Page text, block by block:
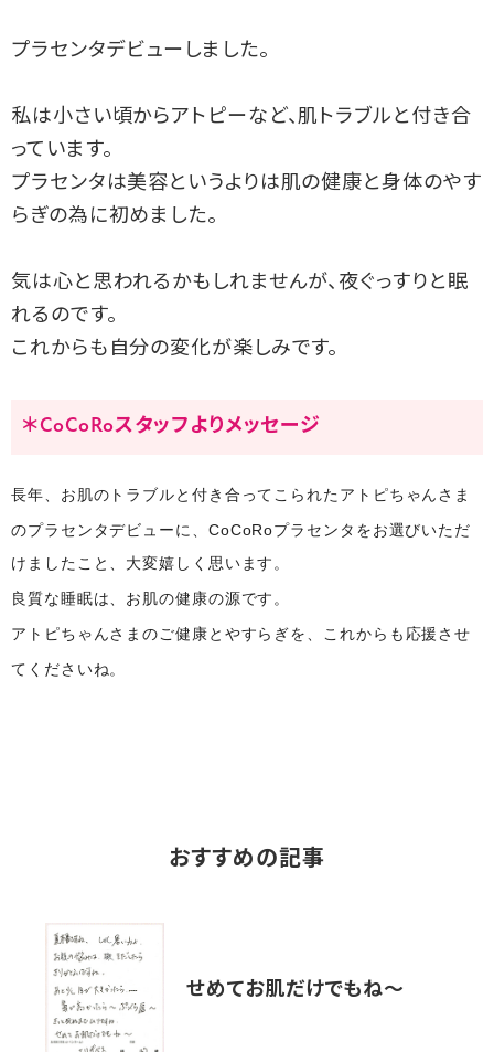
プラセンタデビューしました。
私は小さい頃からアトピーなど、肌トラブルと付き合
っています。
プラセンタは美容というよりは肌の健康と身体のやす
らぎの為に初めました。
気は心と思われるかもしれませんが、夜ぐっすりと眠
れるのです。
これからも自分の変化が楽しみです。
＊CoCoRoスタッフよりメッセージ
長年、お肌のトラブルと付き合ってこられたアトピちゃんさま
のプラセンタデビューに、 CoCoRoプラセンタをお選びいただ
けましたこと、大変嬉しく思います。
良質な睡眠は、お肌の健康の源です。
アトピちゃんさまのご健康とやすらぎを、これからも応援させ
てくださいね。
おすすめの記事
せめてお肌だけでもね〜